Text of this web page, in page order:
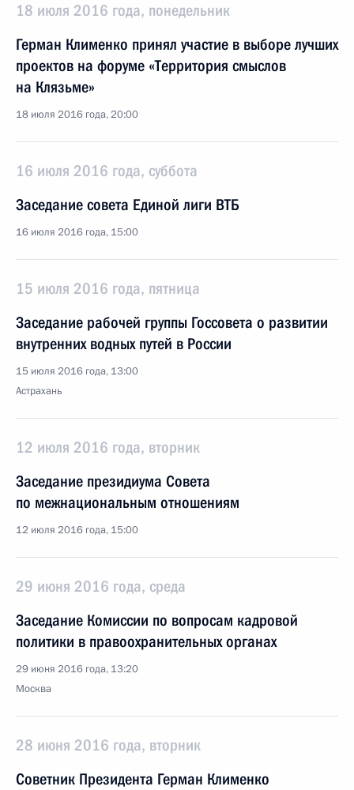
18 июля 2016 года, понедельник
Герман Клименко принял участие в выборе лучших
проектов на форуме «Территория смыслов
на Клязьме»
18 июля 2016 года, 20:00
16 июля 2016 года, суббота
Заседание совета Единой лиги ВТБ
16 июля 2016 года, 15:00
15 июля 2016 года, пятница
Заседание рабочей группы Госсовета о развитии
внутренних водных путей в России
15 июля 2016 года, 13:00
Астрахань
12 июля 2016 года, вторник
Заседание президиума Совета
по межнациональным отношениям
12 июля 2016 года, 15:00
29 июня 2016 года, среда
Заседание Комиссии по вопросам кадровой
политики в правоохранительных органах
29 июня 2016 года, 13:20
Москва
28 июня 2016 года, вторник
Советник Президента Герман Клименко